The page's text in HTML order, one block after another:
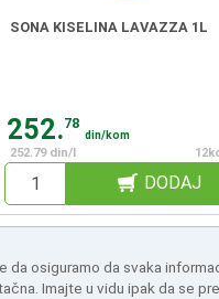
SONA KISELINA LAVAZZA 1L
252.78
din/kom
252.79 din/l
DODAJ
da osiguramo da svaka
Imajte u vidu ipak da se